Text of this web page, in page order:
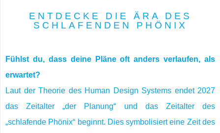
ENTDECKE DIE ÄRA DES
SCHLAFENDEN PHÖNIX
Fühlst du, dass deine Pläne oft anders verlaufen, als
erwartet?
Laut der Theorie des Human Design Systems endet 2027
das Zeitalter „der Planung“ und das Zeitalter des
„schlafende Phönix“ beginnt. Dies symbolisiert eine Zeit des